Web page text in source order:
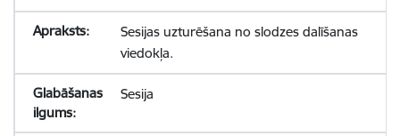
Sesijas uzturēšana no slodzes dalīšanas
viedokļa.
Sesija